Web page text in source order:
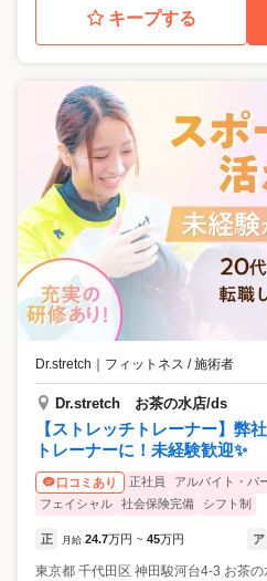
キープする
Dr.stretch ｜ フィットネス / 施術者
Dr.stretch お茶の水店/ds
【ストレッチトレーナー】弊
トレーナーに！未経験歓迎✨
口コミあり 正社員 アルバイト・パ
フェイシャル
社会保険完備 シフト制
正 月給 24.7万円 ~ 45万円 ア
東京都 千代田区 神田駿河台4-3 お茶